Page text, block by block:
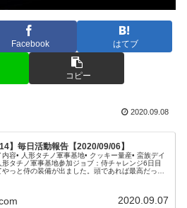
Facebook はてブ
コピー
2020.09.08
】毎日活動報告【2020/09/06】
内容• 人形タチノ軍事基地• クッキー量産• 蛮族デイ
形タチノ軍事基地参加ジョブ：侍チャレンジ6日目
やっと侍の装備が出ました。頭であれば最高だった
2020.09.07